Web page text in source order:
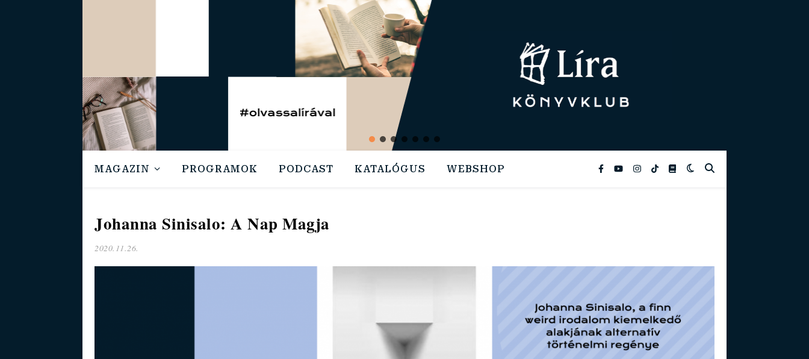
MAGAZIN PROGRAMOK PODCAST KATALÓGUS WEBSHOP
Johanna Sinisalo: A Nap Magja
2020.11.26.